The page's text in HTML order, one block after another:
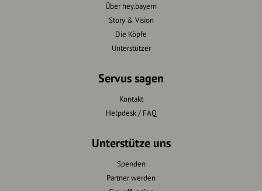
Über hey.bayern
Story & Vision
Die Köpfe
Unterstützer
Servus sagen
Kontakt
Helpdesk / FAQ
Unterstütze uns
Spenden
Partner werden